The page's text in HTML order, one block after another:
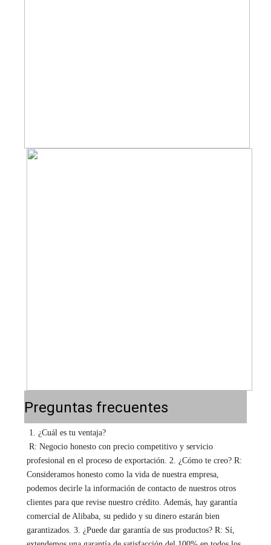
Preguntas frecuentes
1. ¿Cuál es tu ventaja?
R: Negocio honesto con precio competitivo y servicio
profesional en el proceso de exportación. 2. ¿Cómo te creo? R:
Consideramos honesto como la vida de nuestra empresa,
podemos decirle la información de contacto de nuestros otros
clientes para que revise nuestro crédito. Además, hay garantía
comercial de Alibaba, su pedido y su dinero estarán bien
garantizados. 3. ¿Puede dar garantía de sus productos? R: Sí,